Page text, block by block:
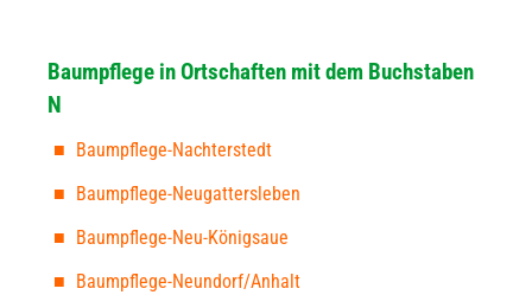
Baumpflege in Ortschaften mit dem Buchstaben
N
Baumpflege-Nachterstedt
Baumpflege-Neugattersleben
Baumpflege-Neu-Königsaue
Baumpflege-Neundorf/Anhalt